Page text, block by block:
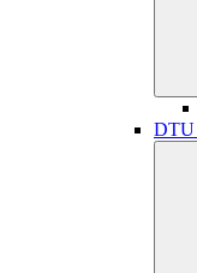
DTU